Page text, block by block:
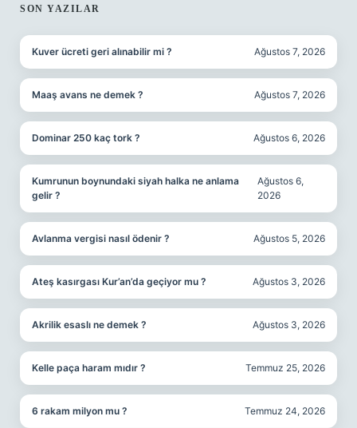
SON YAZILAR
Kuver ücreti geri alınabilir mi ? Ağustos 7, 2026
Maaş avans ne demek ? Ağustos 7, 2026
Dominar 250 kaç tork ? Ağustos 6, 2026
Kumrunun boynundaki siyah halka ne anlama
gelir ?
Ağustos 6,
2026
Avlanma vergisi nasıl ödenir ? Ağustos 5, 2026
Ateş kasırgası Kur’an’da geçiyor mu ? Ağustos 3, 2026
Akrilik esaslı ne demek ? Ağustos 3, 2026
Kelle paça haram mıdır ? Temmuz 25, 2026
6 rakam milyon mu ? Temmuz 24, 2026